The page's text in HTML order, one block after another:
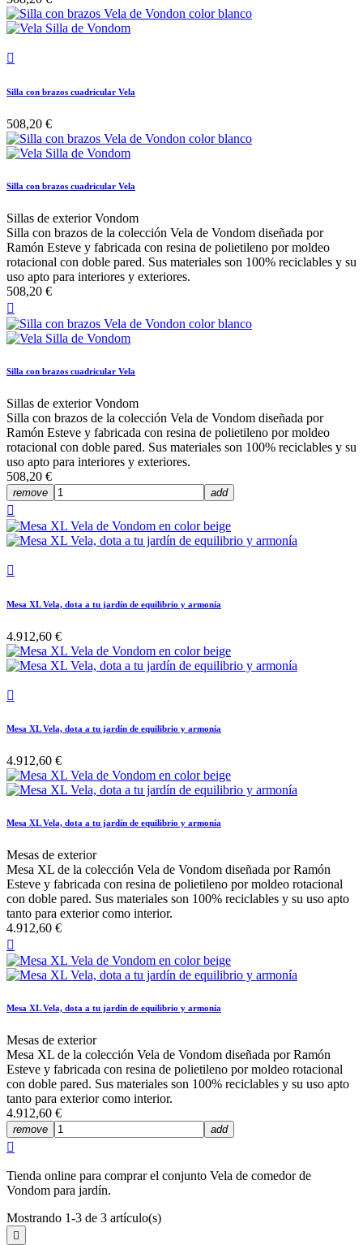

Silla con brazos cuadricular Vela
508,20 €
Silla con brazos cuadricular Vela
Sillas de exterior Vondom
Silla con brazos de la colección Vela de Vondom diseñada por
Ramón Esteve y fabricada con resina de polietileno por moldeo
rotacional con doble pared. Sus materiales son 100% reciclables y su
uso apto para interiores y exteriores.
508,20 €

Silla con brazos cuadricular Vela
Sillas de exterior Vondom
Silla con brazos de la colección Vela de Vondom diseñada por
Ramón Esteve y fabricada con resina de polietileno por moldeo
rotacional con doble pared. Sus materiales son 100% reciclables y su
uso apto para interiores y exteriores.
508,20 €
remove add


Mesa XL Vela, dota a tu jardín de equilibrio y armonía
4.912,60 €

Mesa XL Vela, dota a tu jardín de equilibrio y armonía
4.912,60 €
Mesa XL Vela, dota a tu jardín de equilibrio y armonía
Mesas de exterior
Mesa XL de la colección Vela de Vondom diseñada por Ramón
Esteve y fabricada con resina de polietileno por moldeo rotacional
con doble pared. Sus materiales son 100% reciclables y su uso apto
tanto para exterior como interior.
4.912,60 €

Mesa XL Vela, dota a tu jardín de equilibrio y armonía
Mesas de exterior
Mesa XL de la colección Vela de Vondom diseñada por Ramón
Esteve y fabricada con resina de polietileno por moldeo rotacional
con doble pared. Sus materiales son 100% reciclables y su uso apto
tanto para exterior como interior.
4.912,60 €
remove add

Tienda online para comprar el conjunto Vela de comedor de
Vondom para jardín.
Mostrando 1-3 de 3 artículo(s)
